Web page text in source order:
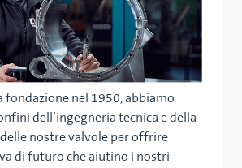
fondazione nel 1950, abbiamo
dell’ingegneria tecnica e della
nostre valvole per offrire
di futuro che aiutino i nostri